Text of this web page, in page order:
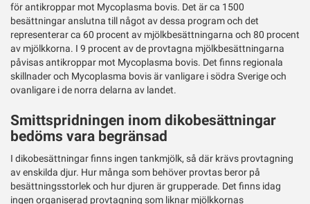
för antikroppar mot Mycoplasma bovis. Det är ca 1500
besättningar anslutna till något av dessa program och det
representerar ca 60 procent av mjölkbesättningarna och 80 procent
av mjölkkorna. I 9 procent av de provtagna mjölkbesättningarna
påvisas antikroppar mot Mycoplasma bovis. Det finns regionala
skillnader och Mycoplasma bovis är vanligare i södra Sverige och
ovanligare i de norra delarna av landet.
Smittspridningen inom dikobesättningar
bedöms vara begränsad
I dikobesättningar finns ingen tankmjölk, så där krävs provtagning
av enskilda djur. Hur många som behöver provtas beror på
besättningsstorlek och hur djuren är grupperade. Det finns idag
ingen organiserad provtagning som liknar mjölkkornas